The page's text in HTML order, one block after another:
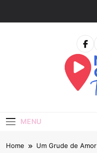
MENU
Home Um Grude de Amor